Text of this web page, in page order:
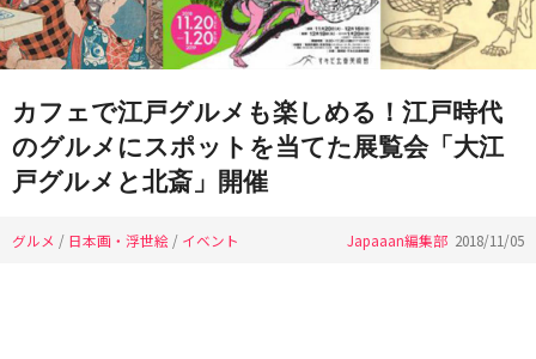
カフェで江戸グルメも楽しめる！江戸時代
のグルメにスポットを当てた展覧会「大江
戸グルメと北斎」開催
グルメ / 日本画・浮世絵 / イベント Japaaan編集部 2018/11/05